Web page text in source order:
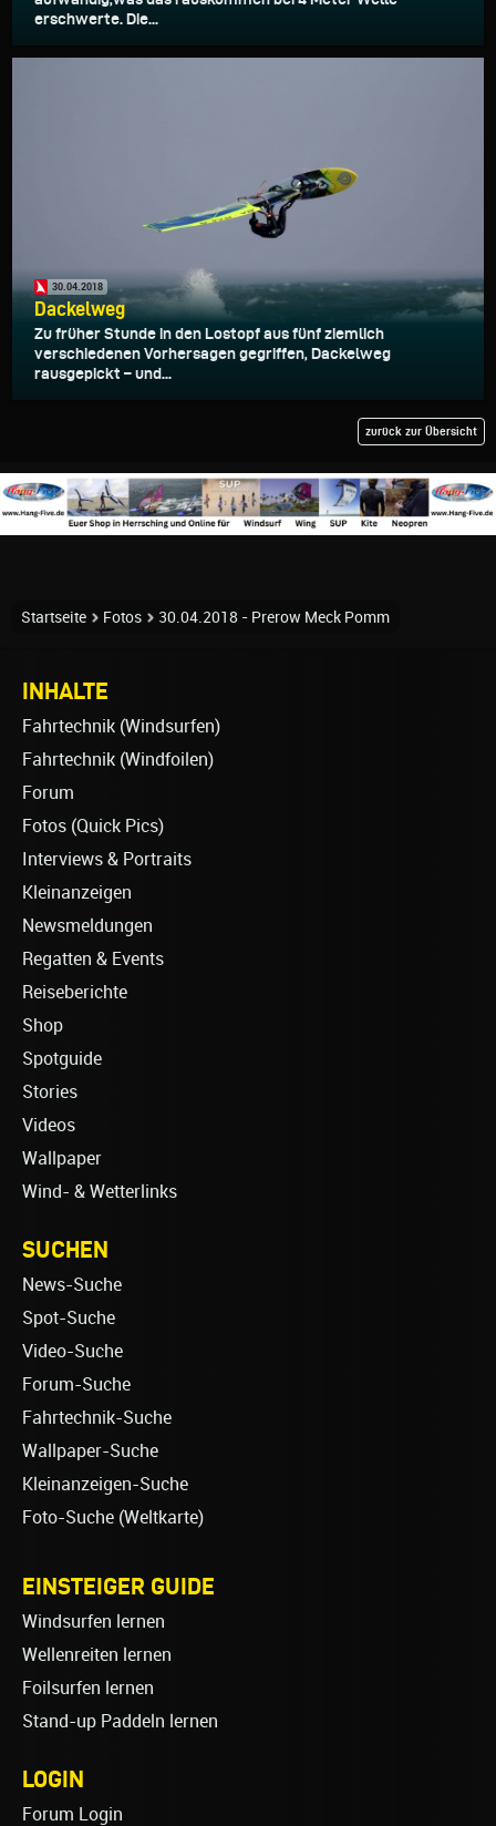
erschwerte. Die...
30.04.2018
Dackelweg
Zu früher Stunde in den Lostopf aus fünf ziemlich
verschiedenen Vorhersagen gegriffen, Dackelweg
rausgepickt – und...
zurück zur Übersicht
Startseite Fotos 30.04.2018 - Prerow Meck Pomm
INHALTE
Fahrtechnik (Windsurfen)
Fahrtechnik (Windfoilen)
Forum
Fotos (Quick Pics)
Interviews & Portraits
Kleinanzeigen
Newsmeldungen
Regatten & Events
Reiseberichte
Shop
Spotguide
Stories
Videos
Wallpaper
Wind- & Wetterlinks
SUCHEN
News-Suche
Spot-Suche
Video-Suche
Forum-Suche
Fahrtechnik-Suche
Wallpaper-Suche
Kleinanzeigen-Suche
Foto-Suche (Weltkarte)
EINSTEIGER GUIDE
Windsurfen lernen
Wellenreiten lernen
Foilsurfen lernen
Stand-up Paddeln lernen
LOGIN
Forum Login